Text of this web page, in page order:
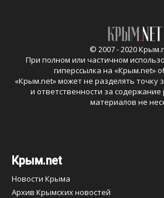
© 2007 - 2020
При полном или частичном
гиперссылка на «Крым.net»
«Крым.net» может не разделять точку
и ответственности за
материалов не
Крым.net
Новости Крыма
Архив Крымских новостей